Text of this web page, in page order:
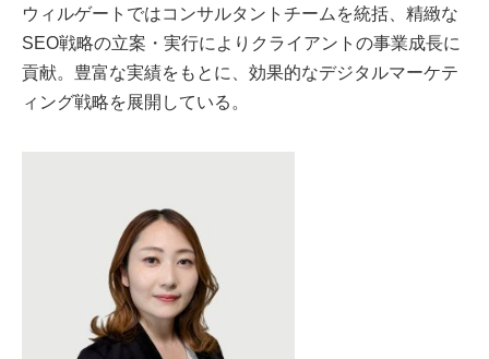
ウィルゲートではコンサルタントチームを統括、精緻な
SEO戦略の立案・実行によりクライアントの事業成長に
貢献。豊富な実績をもとに、効果的なデジタルマーケテ
ィング戦略を展開している。